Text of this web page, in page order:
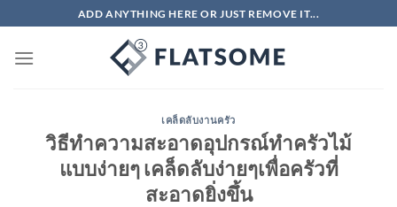
ไป
ADD ANYTHING HERE OR JUST REMOVE IT...
เคล็ดลับงานครัว
วิธีทำความสะอาดอุปกรณ์ทำครัวไม้
แบบง่ายๆ เคล็ดลับง่ายๆเพื่อครัวที่
สะอาดยิ่งขึ้น